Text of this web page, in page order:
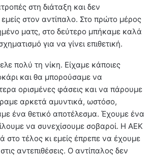
στη διάταξη και δεν
στον αντίπαλο. Στο πρώτο μέρος
ματς, στο δεύτερο μπήκαμε καλά
για να γίνει επιθετική.
πολύ τη νίκη. Είχαμε κάποιες
και θα μπορούσαμε να
ορισμένες φάσεις και να πάρουμε
αρκετά αμυντικά, ωστόσο,
ένα θετικό αποτέλεσμα. Έχουμε ένα
να συνεχίσουμε σοβαροί. Η ΑΕΚ
στο τέλος κι εμείς έπρεπε να έχουμε
αντεπιθέσεις. Ο αντίπαλος δεν